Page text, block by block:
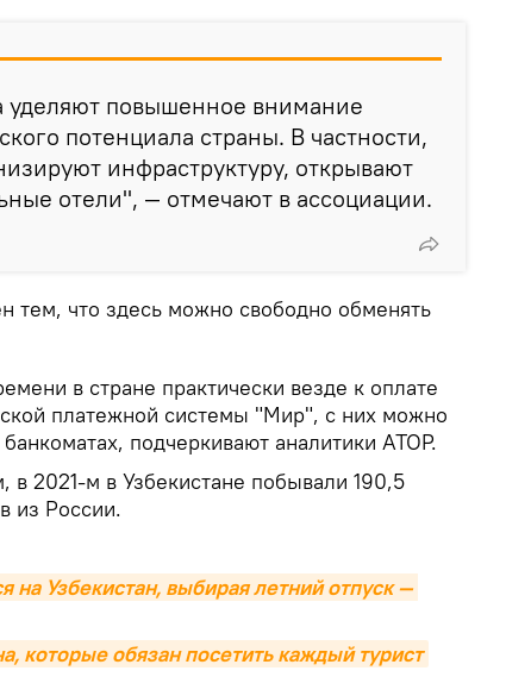
уделяют повышенное внимание
потенциала страны. В частности,
инфраструктуру, открывают
отели", — отмечают в ассоциации.
тем, что здесь можно свободно обменять
в стране практически везде к оплате
платежной системы "Мир", с них можно
подчеркивают аналитики АТОР.
2021-м в Узбекистане побывали 190,5
из России.
на Узбекистан, выбирая летний отпуск —
которые обязан посетить каждый турист